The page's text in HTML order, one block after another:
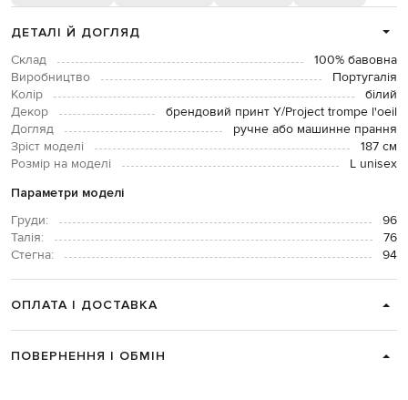
ДЕТАЛІ Й ДОГЛЯД
Склад
100% бавовна
Виробництво
Португалія
Колір
білий
Декор
брендовий принт Y/Project trompe l'oeil
Догляд
ручне або машинне прання
Зріст моделі
187 см
Розмір на моделі
L unisex
Параметри моделі
Груди:
96
Талія:
76
Стегна:
94
ОПЛАТА І ДОСТАВКА
ПОВЕРНЕННЯ І ОБМІН